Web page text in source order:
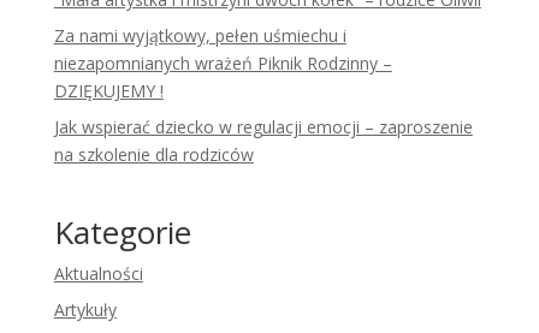
Za nami wyjątkowy, pełen uśmiechu i
niezapomnianych wrażeń Piknik Rodzinny –
DZIĘKUJEMY !
Jak wspierać dziecko w regulacji emocji – zaproszenie
na szkolenie dla rodziców
Kategorie
Aktualności
Artykuły